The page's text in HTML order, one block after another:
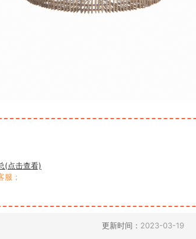
(点击查看)
服；
更新时间： 2023-03-19